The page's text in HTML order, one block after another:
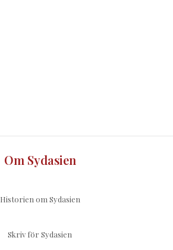
Om Sydasien
Historien om Sydasien
Skriv för Sydasien